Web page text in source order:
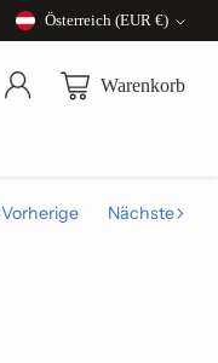
Währung
Österreich (EUR €)
Warenkorb
Vorherige Nächste